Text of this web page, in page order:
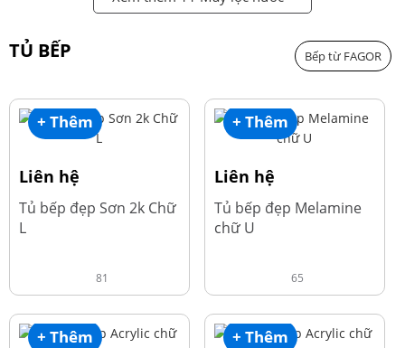
TỦ BẾP Bếp từ FAGOR
+ Thêm
Liên hệ
Tủ bếp đẹp Sơn 2k Chữ
L
81
+ Thêm
Liên hệ
Tủ bếp đẹp Melamine
chữ U
65
+ Thêm + Thêm